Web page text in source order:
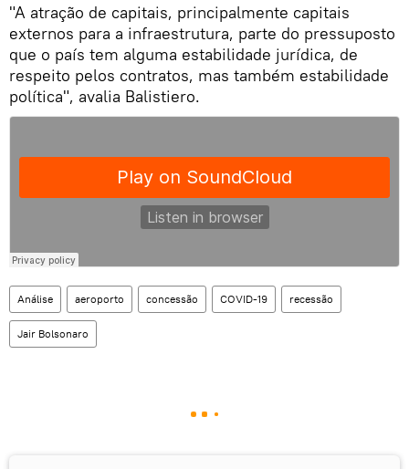
"A atração de capitais, principalmente capitais
externos para a infraestrutura, parte do pressuposto
que o país tem alguma estabilidade jurídica, de
respeito pelos contratos, mas também estabilidade
política", avalia Balistiero.
Análise aeroporto concessão COVID-19 recessão
Jair Bolsonaro